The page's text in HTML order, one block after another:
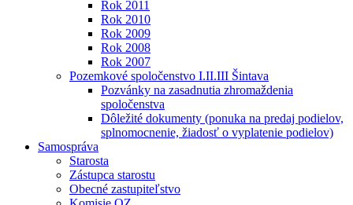
Rok 2011
Rok 2010
Rok 2009
Rok 2008
Rok 2007
Pozemkové spoločenstvo I.II.III Šintava
Pozvánky na zasadnutia zhromaždenia
spoločenstva
Dôležité dokumenty (ponuka na predaj podielov,
splnomocnenie, žiadosť o vyplatenie podielov)
Samospráva
Starosta
Zástupca starostu
Obecné zastupiteľstvo